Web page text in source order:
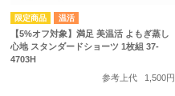
温活
【5%オフ対象】満足 美温活 よもぎ蒸し
心地 スタンダードショーツ 1枚組 37-
4703H
参考上代
1,500円